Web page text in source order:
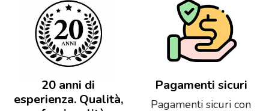
20 anni di
esperienza. Qualità,
Pagamenti sicuri
Pagamenti sicuri con